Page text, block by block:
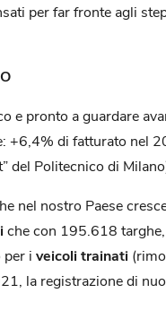
per far fronte agli
e pronto a guardare
+6,4% di fatturato nel
del Politecnico di
nel nostro Paese
che con 195.618
per i veicoli trainati
la registrazione di